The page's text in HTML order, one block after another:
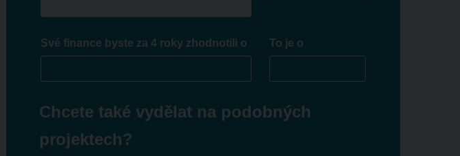
Své finance byste za 4 roky zhodnotili o To je o
Chcete také vydělat na podobných
projektech?